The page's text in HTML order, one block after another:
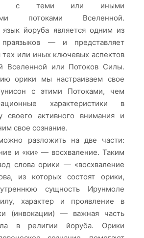
с теми или иными
потоками Вселенной.
язык йоруба является одним из
праязыков — и представляет
тех или иных ключевых аспектов
Вселенной или Потоков Силы.
орики мы настраиваем свое
с этими Потоками, чем
характеристики в
своего активного внимания и
свое сознание.
разложить на две части:
и «ки» — восхваление. Таким
слова орики — «восхваление
из которых состоят орики,
сущность Ирунмоле
характер и проявление в
(инвокации) — важная часть
в религии йоруба. Орики